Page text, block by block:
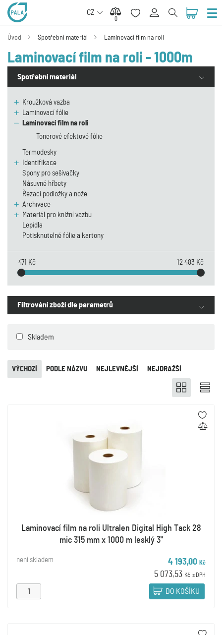
CZ
0
0
Úvod Spotřební materiál Laminovací film na roli
Laminovací film na roli - 1000m
Spotřební materiál
Kroužková vazba
Laminovací fólie
Laminovací film na roli
Tonerové efektové fólie
Termodesky
Identifikace
Spony pro sešívačky
Násuvné hřbety
Řezací podložky a nože
Archivace
Materiál pro knižní vazbu
Lepidla
Potisknutelné fólie a kartony
471 Kč 12 483 Kč
Filtrování zboží dle parametrů
Skladem
NEJLEVNĚJŠÍ NEJDRAŽŠÍ
PODLE NÁZVU
VÝCHOZÍ
Laminovací film na roli Ultralen Digital High Tack 28
mic 315 mm x 1000 m lesklý 3"
není skladem 4 193,00 Kč
5 073,53 Kč s DPH
DO KOŠÍKU